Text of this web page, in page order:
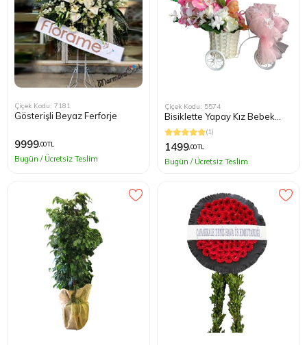
Çiçek Kodu: 7181
Gösterişli Beyaz Ferforje
9999,00 TL
Bugün / Ücretsiz Teslim
Çiçek Kodu: 5574
Bisiklette Yapay Kız Bebek
Çiçeği
(1)
1499,00 TL
Bugün / Ücretsiz Teslim